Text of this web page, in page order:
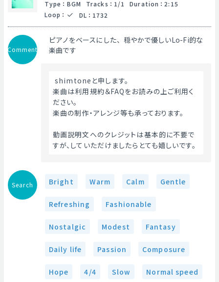
Type ： BGM Tracks ： 1/1 Duration ： 2:15
Loop ： DL ： 1732
Comment
ピアノをベースにした、穏やかで優しいLo-Fi的な
楽曲です
shimtoneと申します。
楽曲は利用規約＆FAQをお読みの上ご利用く
ださい。
楽曲の制作・アレンジ等も承っております。
動画説明文へのクレジットは基本的に不要で
すが、していただけましたらとても嬉しいです。
Search Bright Warm Calm Gentle
Refreshing Fashionable
Nostalgic Modest Fantasy
Daily life Passion Composure
Hope 4/4 Slow Normal speed